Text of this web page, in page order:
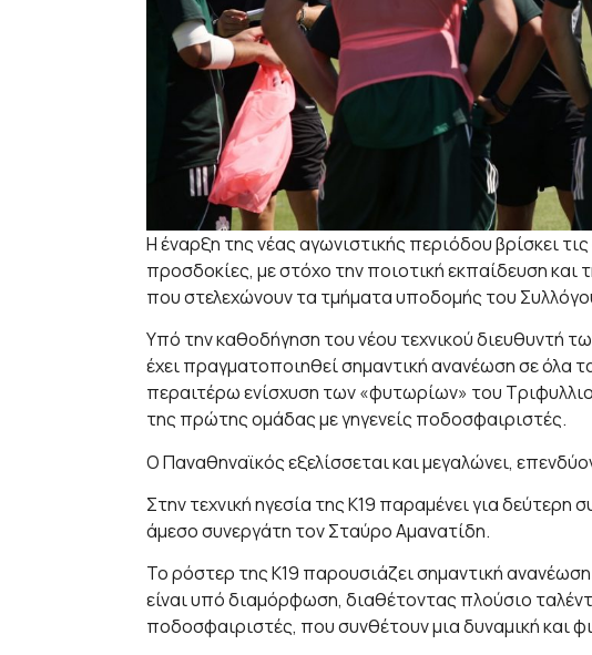
Η έναρξη της νέας αγωνιστικής περιόδου βρίσκει
προσδοκίες, με στόχο την ποιοτική εκπαίδευση
που στελεχώνουν τα τμήματα υποδομής του
Υπό την καθοδήγηση του νέου τεχνικού διευθυντή
έχει πραγματοποιηθεί σημαντική ανανέωση σε όλα
περαιτέρω ενίσχυση των «φυτωρίων» του
της πρώτης ομάδας με γηγενείς ποδοσφαιριστές.
Ο Παναθηναϊκός εξελίσσεται και μεγαλώνει,
Στην τεχνική ηγεσία της Κ19 παραμένει για
άμεσο συνεργάτη τον Σταύρο Αμανατίδη.
Το ρόστερ της Κ19 παρουσιάζει σημαντική
είναι υπό διαμόρφωση, διαθέτοντας πλούσιο
ποδοσφαιριστές, που συνθέτουν μια δυναμική και